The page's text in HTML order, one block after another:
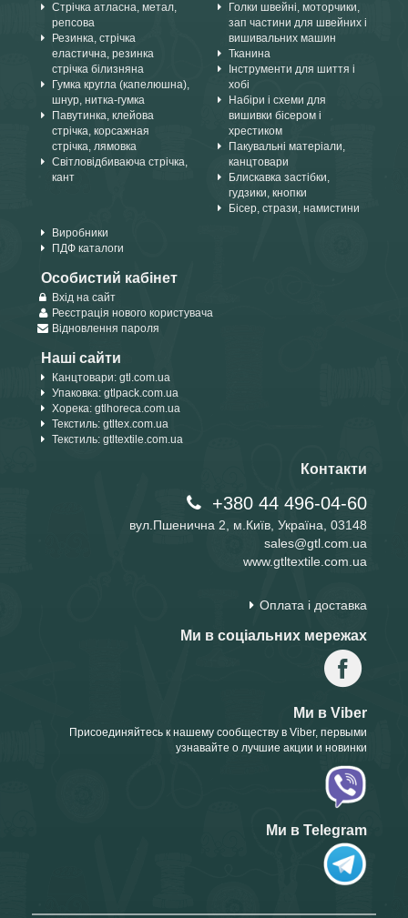
Стрічка атласна, метал,
репсова
Резинка, стрічка
еластична, резинка
стрічка білизняна
Гумка кругла (капелюшна),
шнур, нитка-гумка
Павутинка, клейова
стрічка, корсажная
стрічка, лямовка
Світловідбиваюча стрічка,
кант
Голки швейні, моторчики,
зап частини для швейних і
вишивальних машин
Тканина
Інструменти для шиття і
хобі
Набіри і схеми для
вишивки бісером і
хрестиком
Пакувальні матеріали,
канцтовари
Блискавка застібки,
гудзики, кнопки
Бісер, стрази, намистини
Виробники
ПДФ каталоги
Особистий кабінет
Вхід на сайт
Реєстрація нового користувача
Відновлення пароля
Наші сайти
Канцтовари: gtl.com.ua
Упаковка: gtlpack.com.ua
Хорека: gtlhoreca.com.ua
Текстиль: gtltex.com.ua
Текстиль: gtltextile.com.ua
Контакти
+380 44 496-04-60
вул.Пшенична 2, м.Київ, Україна, 03148
sales@gtl.com.ua
www.gtltextile.com.ua
Оплата і доставка
Ми в соціальних мережах
Ми в Viber
Присоединяйтесь к нашему сообществу в Viber, первыми
узнавайте о лучшие акции и новинки
Ми в Telegram